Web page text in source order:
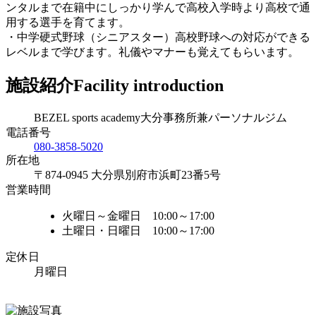
ンタルまで在籍中にしっかり学んで高校入学時より高校で通
用する選手を育てます。
・中学硬式野球（シニアスター）高校野球への対応ができる
レベルまで学びます。礼儀やマナーも覚えてもらいます。
施設紹介Facility introduction
BEZEL sports academy大分事務所兼パーソナルジム
電話番号
080-3858-5020
所在地
〒874-0945 大分県別府市浜町23番5号
営業時間
火曜日～金曜日 10:00～17:00
土曜日・日曜日 10:00～17:00
定休日
月曜日